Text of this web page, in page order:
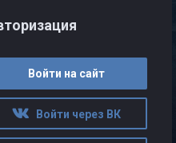
Войти на сайт
Войти через ВК